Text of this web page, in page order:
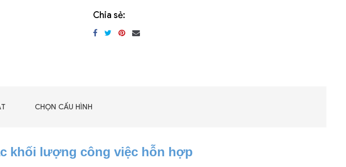
Chia sẻ:
CHỌN CẤU HÌNH
khối lượng công việc hỗn hợp